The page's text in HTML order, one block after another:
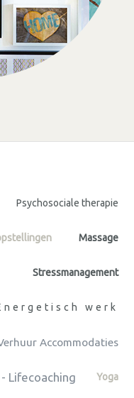
Psychosociale therapie
Massage
Stressmanagement
werk
Accommodaties
Lifecoaching Yoga